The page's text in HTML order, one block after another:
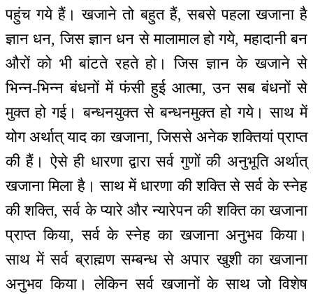
पहुंच गये हैं। खजाने तो बहुत हैं, सबसे पहला खजाना है
ज्ञान धन, जिस ज्ञान धन से मालामाल हो गये, महादानी बन
औरों को भी बांटते रहते हो। जिस ज्ञान के खजाने से
भिन्न-भिन्न बंधनों में फंसी हुई आत्मा, उन सब बंधनों से
मुक्त हो गई। बन्धनयुक्त से बन्धनमुक्त हो गये। साथ में
योग अर्थात् याद का खजाना, जिससे अनेक शक्तियां प्राप्त
की हैं। ऐसे ही धारणा द्वारा सर्व गुणों की अनुभूति अर्थात्
खजाना मिला है। साथ में धारणा की शक्ति से सर्व के स्नेह
की शक्ति, सर्व के प्यारे और न्यारेपन की शक्ति का खजाना
प्राप्त किया, सर्व के स्नेह का खजाना अनुभव किया।
साथ में सर्व ब्राह्मण सम्बन्ध से अपार खुशी का खजाना
अनुभव किया। लेकिन सर्व खजानों के साथ जो विशेष